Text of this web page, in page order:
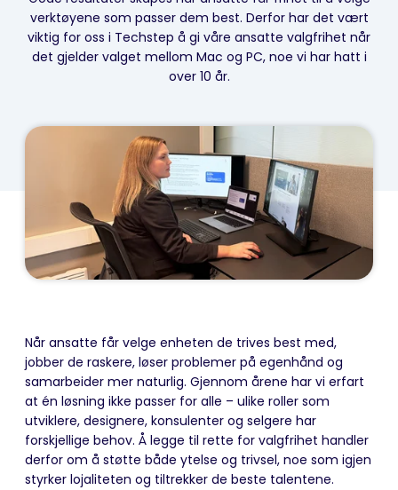
verktøyene som passer dem best. Derfor har det vært
viktig for oss i Techstep å gi våre ansatte valgfrihet når
det gjelder valget mellom Mac og PC, noe vi har hatt i
over 10 år.
Når ansatte får velge enheten de trives best med,
jobber de raskere, løser problemer på egenhånd og
samarbeider mer naturlig. Gjennom årene har vi erfart
at én løsning ikke passer for alle – ulike roller som
utviklere, designere, konsulenter og selgere har
forskjellige behov. Å legge til rette for valgfrihet handler
derfor om å støtte både ytelse og trivsel, noe som igjen
styrker lojaliteten og tiltrekker de beste talentene.